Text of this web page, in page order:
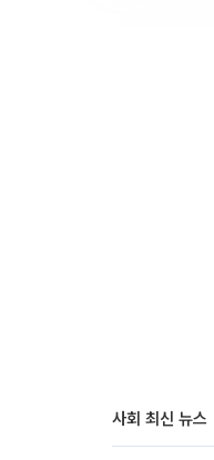
사회 최신 뉴스